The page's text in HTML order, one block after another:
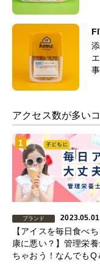
アクセス数が多い
1
ブランド 2023.05.01
【アイスを毎日食べ
康に悪い？】管理栄
ちゃおう！なんでもQ